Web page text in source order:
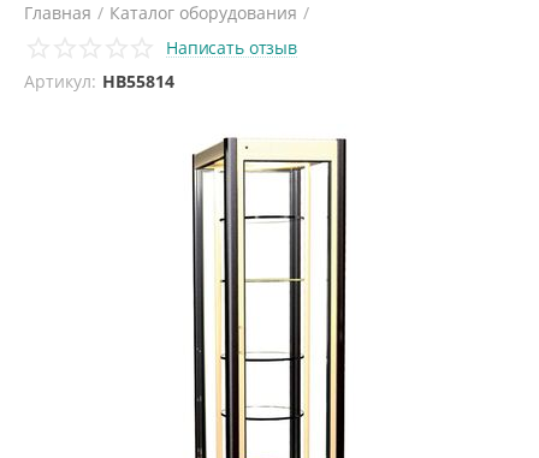
Главная / Каталог оборудования /
Холодильное и морозильное оборудование
Шкафы холодильные кондитерские
Написать отзыв
Артикул: HB55814